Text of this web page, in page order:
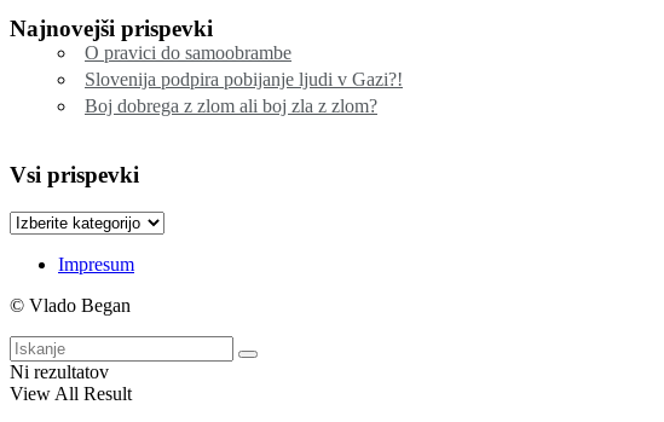
Najnovejši prispevki
O pravici do samoobrambe
Slovenija podpira pobijanje ljudi v Gazi?!
Boj dobrega z zlom ali boj zla z zlom?
Vsi prispevki
Vsi
Impresum
© Vlado Began
Ni rezultatov
View All Result